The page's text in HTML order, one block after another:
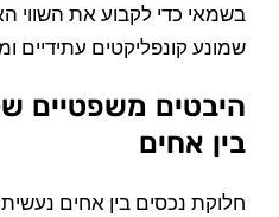
בשמאי כדי לקבוע את השווי
שמונע קונפליקטים עתידיים
היבטים משפטיים
בין אחים
חלוקת נכסים בין אחים